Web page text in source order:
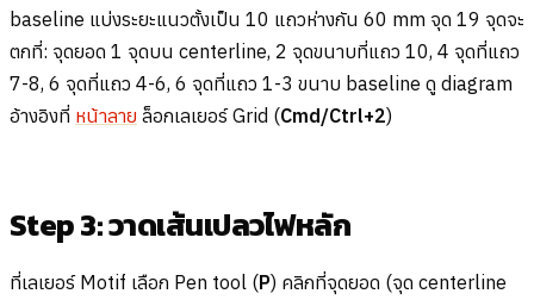
baseline แบ่งระยะแนวตั้งเป็น 10 แถวห่างกัน 60 mm จุด 19 จุดจะ
ตกที่: จุดยอด 1 จุดบน centerline, 2 จุดขนาบที่แถว 10, 4 จุดที่แถว
7-8, 6 จุดที่แถว 4-6, 6 จุดที่แถว 1-3 ขนาบ baseline ดู diagram
อ้างอิงที่ หน้าลาย ล็อกเลเยอร์ Grid (Cmd/Ctrl+2)
Step 3: วาดเส้นเปลวไฟหลัก
ที่เลเยอร์ Motif เลือก Pen tool (P) คลิกที่จุดยอด (จุด centerline